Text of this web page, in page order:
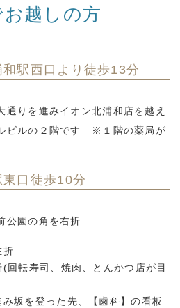
お越しの方
駅西口より徒歩13分
通りを進みイオン北浦和店を越え
ビルの２階です ※１階の薬局が
口徒歩10分
公園の角を右折
転寿司、焼肉、とんかつ店が目
坂を登った先、【歯科】の看板